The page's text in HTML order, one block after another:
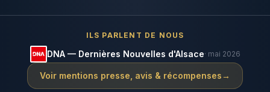
ILS PARLENT DE NOUS
DNA — Dernières Nouvelles d'Alsace· mai 2026
Voir mentions presse, avis & récompenses→